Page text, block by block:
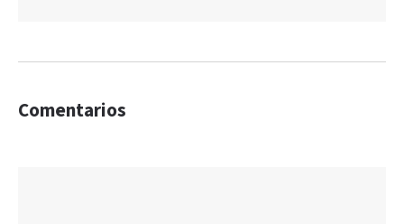
Comentarios